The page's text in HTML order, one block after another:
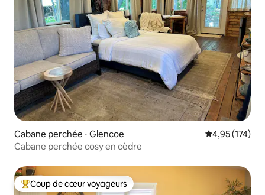
Cabane perchée ⋅ Glencoe Évaluation
4,95 (174)
Cabane perchée cosy en cèdre
Coups de cœur voyageurs les plus appréciés
Coup de cœur voyageurs